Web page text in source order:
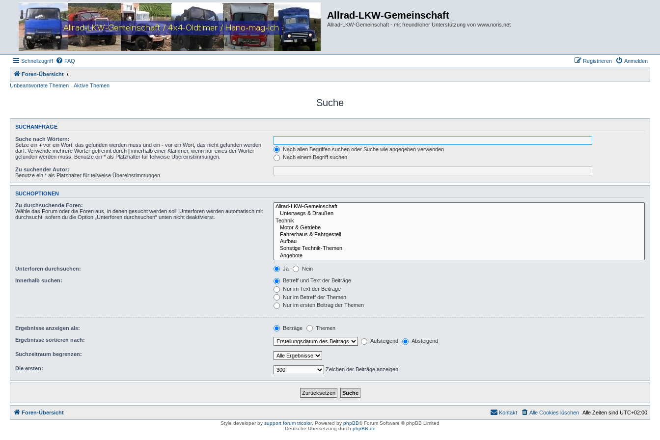
Allrad-LKW-Gemeinschaft
Allrad-LKW-Gemeinschaft - mit freundlicher Unterstützung von www.noris.net
Schnellzugriff FAQ Anmelden
Registrieren
Foren-Übersicht
Unbeantwortete Themen
Aktive Themen
Suche
SUCHANFRAGE
Suche nach Wörtern:
Setze ein + vor ein Wort, das gefunden werden muss und ein - vor ein Wort, das nicht gefunden werden
darf. Verwende mehrere Wörter getrennt durch | innerhalb einer Klammer, wenn nur eines der Wörter
gefunden werden muss. Benutze ein * als Platzhalter für teilweise Übereinstimmungen.
Nach allen Begriffen suchen oder Suche wie angegeben verwenden
Nach einem Begriff suchen
Zu suchender Autor:
Benutze ein * als Platzhalter für teilweise Übereinstimmungen.
SUCHOPTIONEN
Zu durchsuchende Foren:
Wähle das Forum oder die Foren aus, in denen gesucht werden soll. Unterforen werden automatisch mit
durchsucht, sofern du die Option „Unterforen durchsuchen“ unten nicht deaktivierst.
Unterforen durchsuchen: Ja Nein
Innerhalb suchen:
Betreff und Text der Beiträge
Nur im Text der Beiträge
Nur im Betreff der Themen
Nur im ersten Beitrag der Themen
Ergebnisse anzeigen als: Beiträge Themen
Ergebnisse sortieren nach: Aufsteigend Absteigend
Suchzeitraum begrenzen:
Die ersten: Zeichen der Beiträge anzeigen
Foren-Übersicht Alle Zeiten sind UTC+02:00
Alle Cookies löschen
Kontakt
Style developer by support forum tricolor, Powered by phpBB® Forum Software © phpBB Limited
Deutsche Übersetzung durch phpBB.de